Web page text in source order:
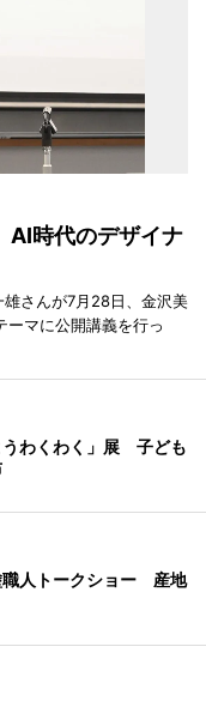
時代のデザイナ
雄さんが7月28日、金沢美
マに公開講義を行っ
うわくわく」展 子ども
職人トークショー 産地